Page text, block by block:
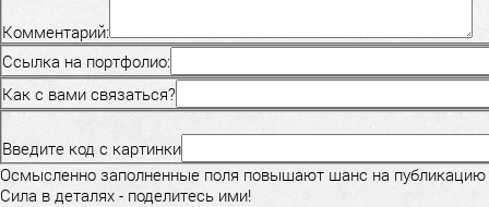
Комментарий:
Ссылка на портфолио:
Как с вами связаться?
Введите код с картинки
Осмысленно заполненные поля повышают шанс на публикацию
Сила в деталях - поделитесь ими!